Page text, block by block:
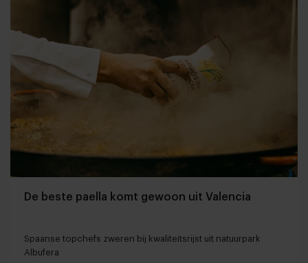
De beste paella komt gewoon uit Valencia
Spaanse topchefs zweren bij kwaliteitsrijst uit natuurpark
Albufera